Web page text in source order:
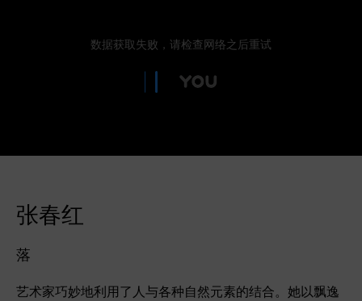
张春红
落
艺术家巧妙地利用了人与各种自然元素的结合。她以飘逸